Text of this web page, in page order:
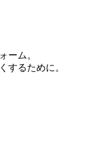
ーム。
するために。